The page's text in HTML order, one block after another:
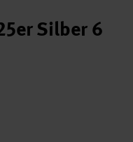
Silber 6